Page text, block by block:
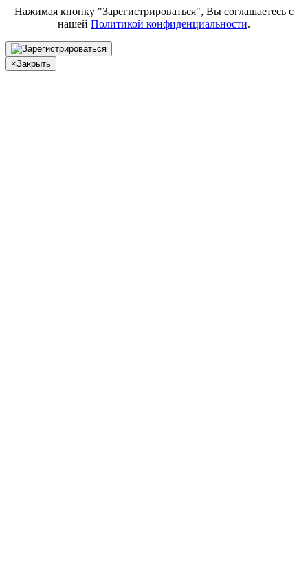
Нажимая кнопку "Зарегистрироваться", Вы соглашаетесь с
нашей Политикой конфиденциальности.
×Закрыть